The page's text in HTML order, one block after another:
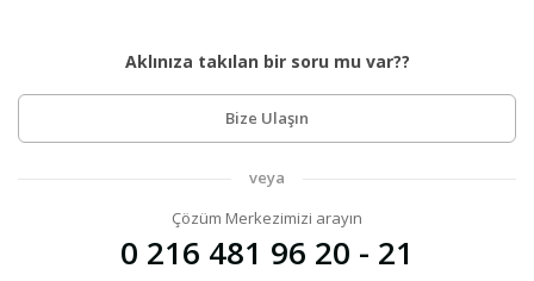
Aklınıza takılan bir soru mu var??
Bize Ulaşın
veya
Çözüm Merkezimizi arayın
0 216 481 96 20 - 21